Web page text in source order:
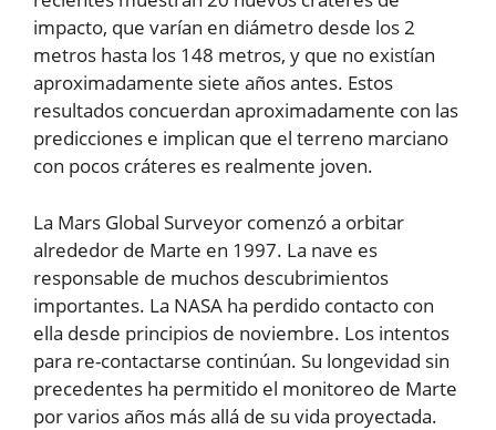
impacto, que varían en diámetro desde los 2
metros hasta los 148 metros, y que no existían
aproximadamente siete años antes. Estos
resultados concuerdan aproximadamente con las
predicciones e implican que el terreno marciano
con pocos cráteres es realmente joven.
La Mars Global Surveyor comenzó a orbitar
alrededor de Marte en 1997. La nave es
responsable de muchos descubrimientos
importantes. La NASA ha perdido contacto con
ella desde principios de noviembre. Los intentos
para re-contactarse continúan. Su longevidad sin
precedentes ha permitido el monitoreo de Marte
por varios años más allá de su vida proyectada.